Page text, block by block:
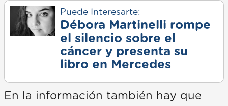
Puede Interesarte:
Débora Martinelli rompe
el silencio sobre el
cáncer y presenta su
libro en Mercedes
En la información también hay que